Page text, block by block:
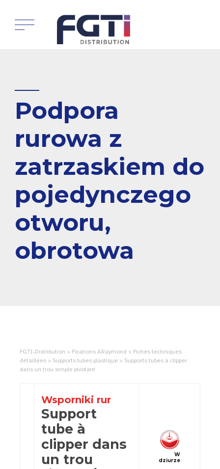
Podpora
rurowa z
zatrzaskiem do
pojedynczego
otworu,
obrotowa
FGTI-Distribution > Fixations ARaymond > Fiches techniques
détaillées > Supports tubes plastique > Supports tubes à clipper
dans un trou simple pivotant
Wsporniki rur
Support
tube à
clipper dans
un trou
W
dziurze